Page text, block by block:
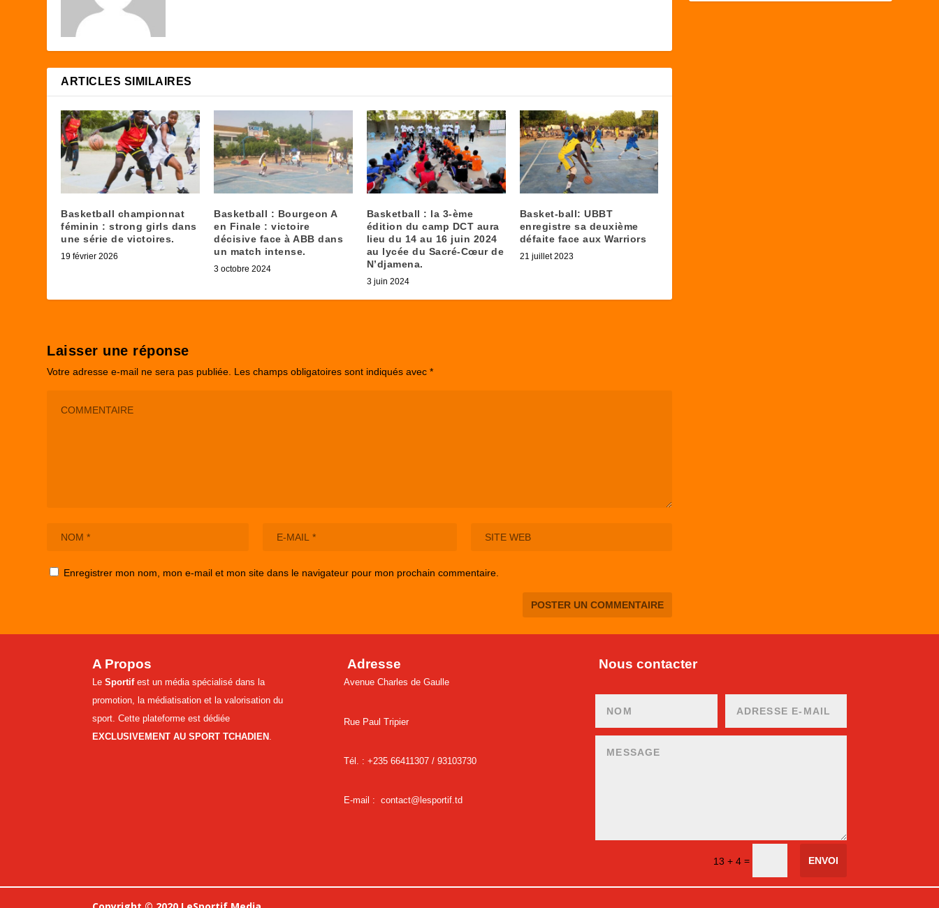
ARTICLES SIMILAIRES
Basketball championnat
féminin : strong girls dans
une série de victoires.
19 février 2026
Basketball : Bourgeon A
en Finale : victoire
décisive face à ABB dans
un match intense.
3 octobre 2024
Basketball : la 3-ème
édition du camp DCT aura
lieu du 14 au 16 juin 2024
au lycée du Sacré-Cœur de
N’djamena.
3 juin 2024
Basket-ball: UBBT
enregistre sa deuxième
défaite face aux Warriors
21 juillet 2023
Laisser une réponse
Votre adresse e-mail ne sera pas publiée. Les champs obligatoires sont indiqués avec*
Enregistrer mon nom, mon e-mail et mon site dans le navigateur pour mon prochain commentaire.
A Propos
Le Sportifest un média spécialisé dans la
promotion, la médiatisation et la valorisation du
sport. Cette plateforme est dédiée
EXCLUSIVEMENT AU SPORT TCHADIEN .
Adresse
Avenue Charles de Gaulle
Rue Paul Tripier
Tél. : +235 66411307 / 93103730
E-mail : contact@lesportif.td
Nous contacter
13 + 4= ENVOI